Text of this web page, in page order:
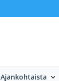
Ajankohtaista